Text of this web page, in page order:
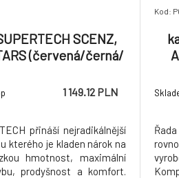
SCENZ,
(červená/černá/
1 149.12 PLN
přináší nejradikálnější
kterého je kladen nárok na
hmotnost, maximální
prodyšnost a komfort.
Kod: